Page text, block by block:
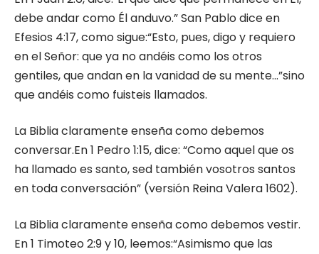
debe andar como Él anduvo.” San Pablo dice en
Efesios 4:17, como sigue:“Esto, pues, digo y requiero
en el Señor: que ya no andéis como los otros
gentiles, que andan en la vanidad de su mente…”sino
que andéis como fuisteis llamados.
La Biblia claramente enseña como debemos
conversar.En 1 Pedro 1:15, dice: “Como aquel que os
ha llamado es santo, sed también vosotros santos
en toda conversación” (versión Reina Valera 1602).
La Biblia claramente enseña como debemos vestir.
En 1 Timoteo 2:9 y 10, leemos:“Asimismo que las